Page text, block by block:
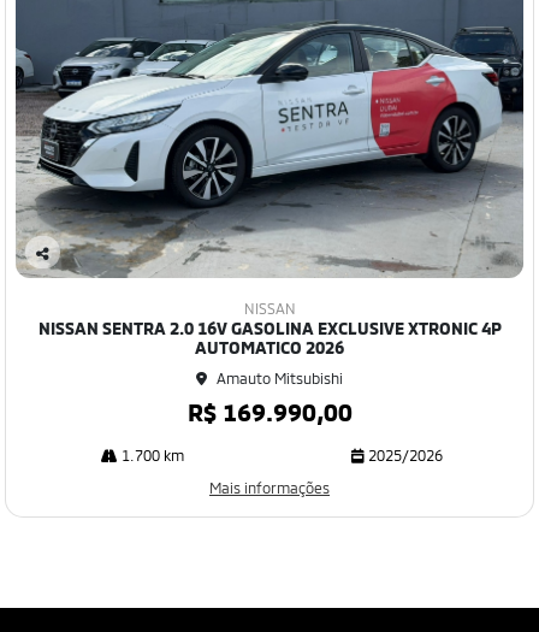
Co
ilh
NISSAN
NISSAN SENTRA 2.0 16V GASOLINA EXCLUSIVE XTRONIC 4P
AUTOMATICO 2026
Amauto Mitsubishi
R$ 169.990,00
1.700 km
2025/2026
Mais informações